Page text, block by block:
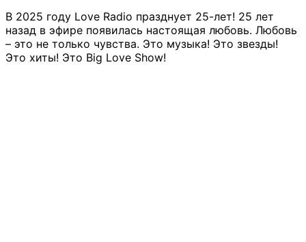
В 2025 году Love Radio празднует 25-лет! 25 лет
назад в эфире появилась настоящая любовь. Любовь
– это не только чувства. Это музыка! Это звезды!
Это хиты! Это Big Love Show!